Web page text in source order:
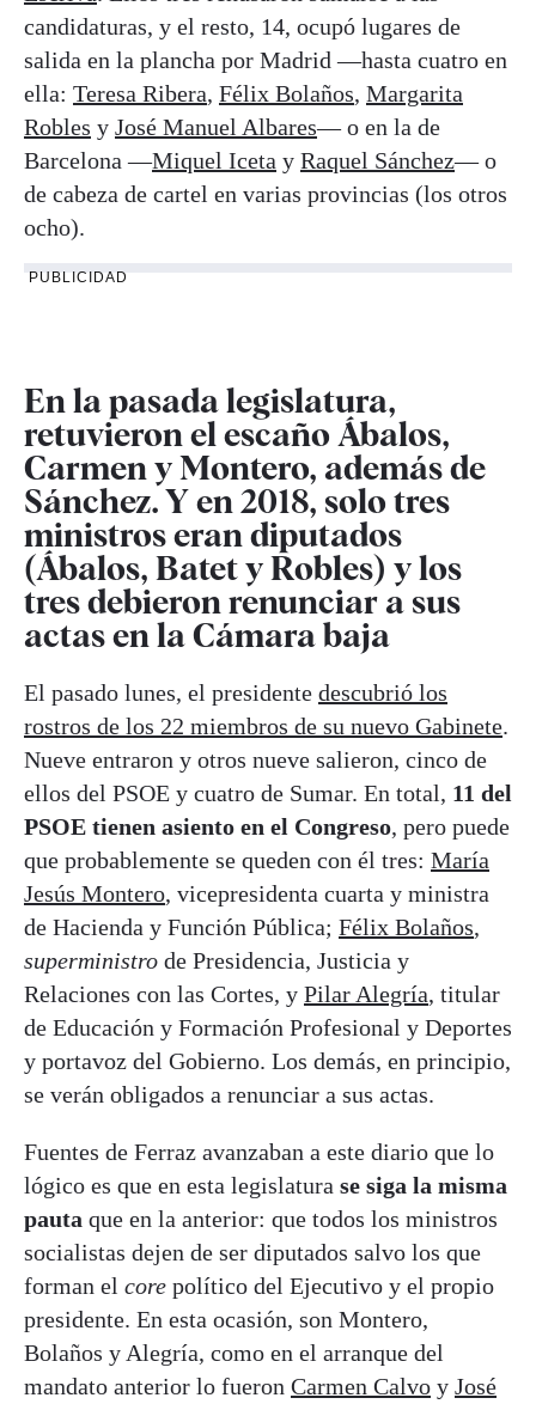
candidaturas, y el resto, 14, ocupó lugares de
salida en la plancha por Madrid —hasta cuatro en
ella: Teresa Ribera, Félix Bolaños, Margarita
Robles y José Manuel Albares— o en la de
Barcelona —Miquel Iceta y Raquel Sánchez— o
de cabeza de cartel en varias provincias (los otros
ocho).
PUBLICIDAD
En la pasada legislatura,
retuvieron el escaño Ábalos,
Carmen y Montero, además de
Sánchez. Y en 2018, solo tres
ministros eran diputados
(Ábalos, Batet y Robles) y los
tres debieron renunciar a sus
actas en la Cámara baja
El pasado lunes, el presidente descubrió los
rostros de los 22 miembros de su nuevo Gabinete.
Nueve entraron y otros nueve salieron, cinco de
ellos del PSOE y cuatro de Sumar. En total, 11 del
PSOE tienen asiento en el Congreso, pero puede
que probablemente se queden con él tres: María
Jesús Montero, vicepresidenta cuarta y ministra
de Hacienda y Función Pública; Félix Bolaños,
superministro de Presidencia, Justicia y
Relaciones con las Cortes, y Pilar Alegría, titular
de Educación y Formación Profesional y Deportes
y portavoz del Gobierno. Los demás, en principio,
se verán obligados a renunciar a sus actas.
Fuentes de Ferraz avanzaban a este diario que lo
lógico es que en esta legislatura se siga la misma
pauta que en la anterior: que todos los ministros
socialistas dejen de ser diputados salvo los que
forman el core político del Ejecutivo y el propio
presidente. En esta ocasión, son Montero,
Bolaños y Alegría, como en el arranque del
mandato anterior lo fueron Carmen Calvo y José